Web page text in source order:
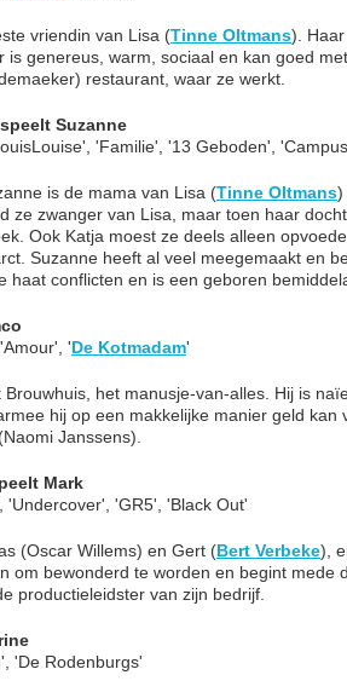
vriendin van Lisa (Tinne Oltmans).
is genereus, warm, sociaal en kan goed
restaurant, waar ze werkt.
Suzanne
'Familie', '13 Geboden',
is de mama van Lisa (Tinne Oltmans)
ze zwanger van Lisa, maar toen haar
Ook Katja moest ze deels alleen
Suzanne heeft al veel meegemaakt en
haat conflicten en is een geboren
'De Kotmadam'
Brouwhuis, het manusje-van-alles. Hij is
hij op een makkelijke manier geld kan
Janssens).
Mark
'Undercover', 'GR5', 'Black Out'
(Oscar Willems) en Gert (Bert Verbeke),
om bewonderd te worden en begint mede
productieleidster van zijn bedrijf.
'De Rodenburgs'